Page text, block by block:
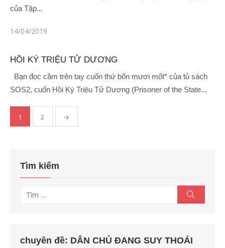
của Tập...
Đăng
14/04/2019
HỒI KÝ TRIỆU TỬ DƯƠNG
Bạn đọc cầm trên tay cuốn thứ bốn mươi mốt* của tủ sách
SOS2, cuốn Hồi Ký Triệu Tử Dương (Prisoner of the State...
trang
viết
1 2 →
Tìm kiếm
Tìm
kiếm
chuyên đề: DÂN CHỦ ĐANG SUY THOÁI